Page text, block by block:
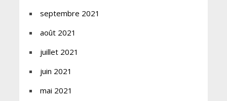
septembre 2021
août 2021
juillet 2021
juin 2021
mai 2021